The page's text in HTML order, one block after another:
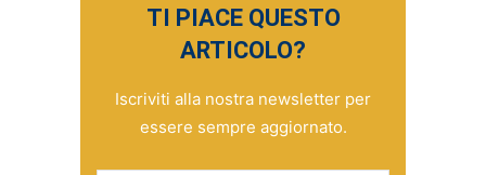
TI PIACE QUESTO
ARTICOLO?
Iscriviti alla nostra newsletter per
essere sempre aggiornato.